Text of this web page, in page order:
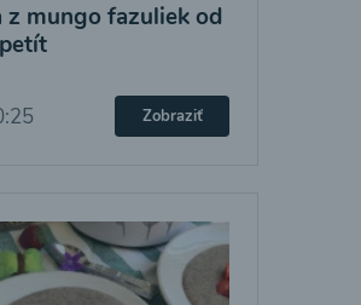
z mungo fazuliek od
Zobraziť